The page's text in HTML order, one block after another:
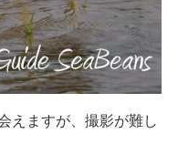
えますが、撮影が難し